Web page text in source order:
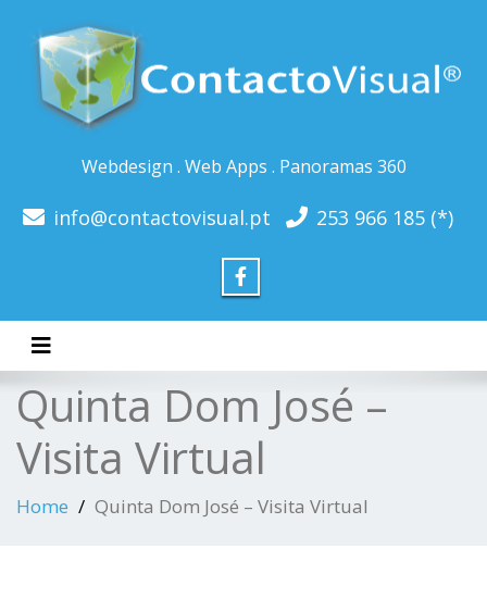
Webdesign . Web Apps . Panoramas 360
info@contactovisual.pt 253 966 185 (*)
Toggle navigation
Quinta Dom José –
Visita Virtual
Home Quinta Dom José – Visita Virtual